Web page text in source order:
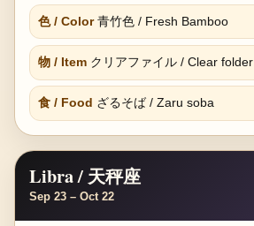
色 / Color青竹色 / Fresh Bamboo
物 / Itemクリアファイル / Clear folder
食 / Food ざるそば / Zaru soba
Libra / 天秤座
Sep 23 – Oct 22